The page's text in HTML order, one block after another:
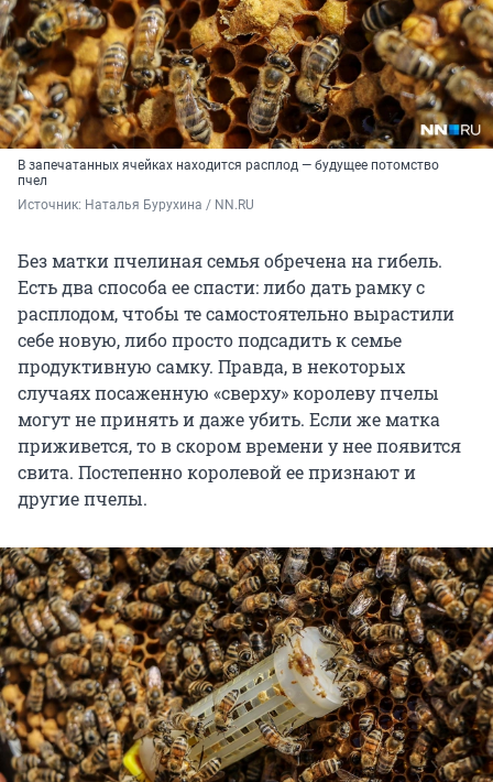
В запечатанных ячейках находится расплод — будущее потомство
пчел
Источник: Наталья Бурухина / NN.RU
Без матки пчелиная семья обречена на гибель.
Есть два способа ее спасти: либо дать рамку с
расплодом, чтобы те самостоятельно вырастили
себе новую, либо просто подсадить к семье
продуктивную самку. Правда, в некоторых
случаях посаженную «сверху» королеву пчелы
могут не принять и даже убить. Если же матка
приживется, то в скором времени у нее появится
свита. Постепенно королевой ее признают и
другие пчелы.